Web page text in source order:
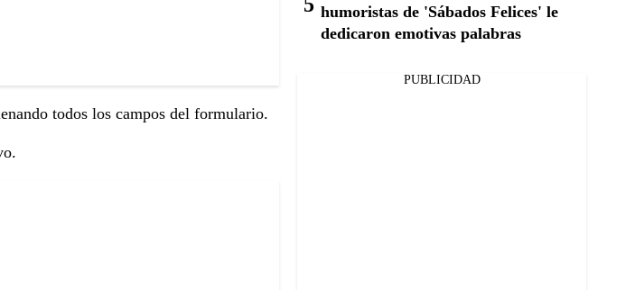
todos los campos del formulario.
humoristas de 'Sábados Felices' le
dedicaron emotivas palabras
PUBLICIDAD